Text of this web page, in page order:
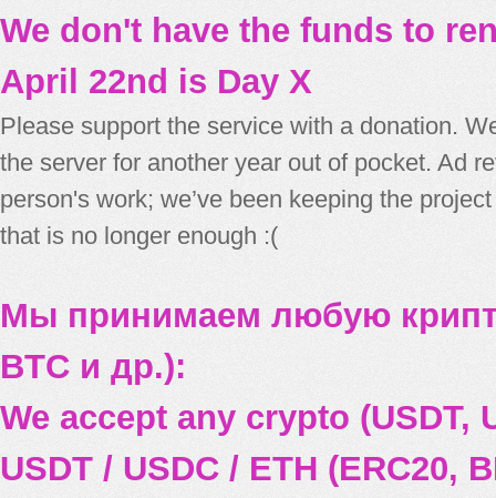
We don't have the funds to
April 22nd is Day X
Please support the service with a donation.
the server for another year out of pocket. Ad
person's work; we’ve been keeping the
that is no longer enough :(
Мы принимаем любую
BTC и др.):
We accept any crypto (USDT,
USDT / USDC / ETH (ERC20,